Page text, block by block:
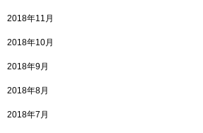
2018年11月
2018年10月
2018年9月
2018年8月
2018年7月